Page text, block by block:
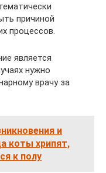
причиной
процессов.
является
нужно
врачу за
и
коты хрипят,
к полу